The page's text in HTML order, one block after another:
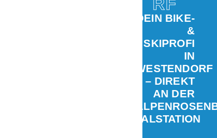
DEIN BIKE-
&
SKIPROFI
IN
WESTENDORF
– DIREKT
AN DER
TALSTATION